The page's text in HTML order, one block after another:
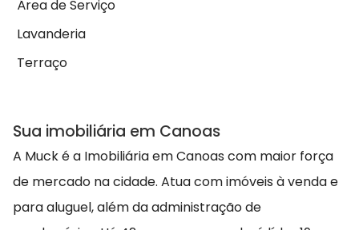
Área de Serviço
Lavanderia
Terraço
Sua imobiliária em Canoas
A Muck é a Imobiliária em Canoas com maior força
de mercado na cidade. Atua com imóveis à venda e
para aluguel, além da administração de